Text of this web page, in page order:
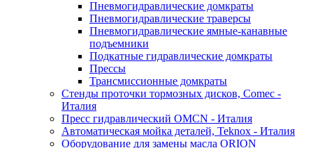
Пневмогидравлические домкраты
Пневмогидравлические траверсы
Пневмогидравлические ямные-канавные
подъемники
Подкатные гидравлические домкраты
Прессы
Трансмиссионные домкраты
Стенды проточки тормозных дисков, Comec -
Италия
Пресс гидравлический OMCN - Италия
Автоматическая мойка деталей, Teknox - Италия
Оборудование для замены масла ORION